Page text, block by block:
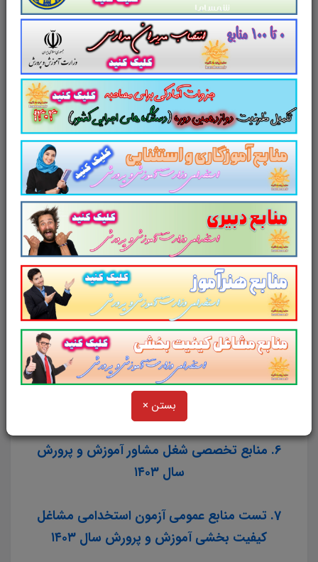
بستن ×
۱۴۰۳ را برای داوطلبین این آزمون به شرح ذیل
اعلام می دارد.
لینک ورود به
1. منابع عمومی آزمون استخدامی مشاغل کیفیت
بخشی آموزش و پرورش سال ۱۴۰۳
2. منابع اختصاصی آزمون استخدامی مشاغل
کیفیت بخشی آموزش و پرورش سال ۱۴۰۳
3. منابع تخصصی شغل مربی امور تربیتی و سبک
زندگی آموزش و پرورش سال ۱۴۰۳
4. منابع تخصصی شغل مربی تربیت بدنی و
سلامت آموزش و پرورش سال ۱۴۰۳
5. منابع تخصصی شغل مربی امور تربیتی و
مشاوره آموزش و پرورش سال ۱۴۰۳
6. منابع تخصصی شغل مشاور آموزش و پرورش
سال ۱۴۰۳
7. تست منابع عمومی آزمون استخدامی مشاغل
کیفیت بخشی آموزش و پرورش سال ۱۴۰۳